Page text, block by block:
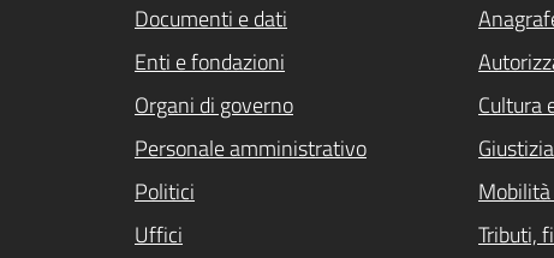
Documenti e dati
Enti e fondazioni
Organi di governo
Personale amministrativo
Politici
Uffici
Cultura
Tributi,